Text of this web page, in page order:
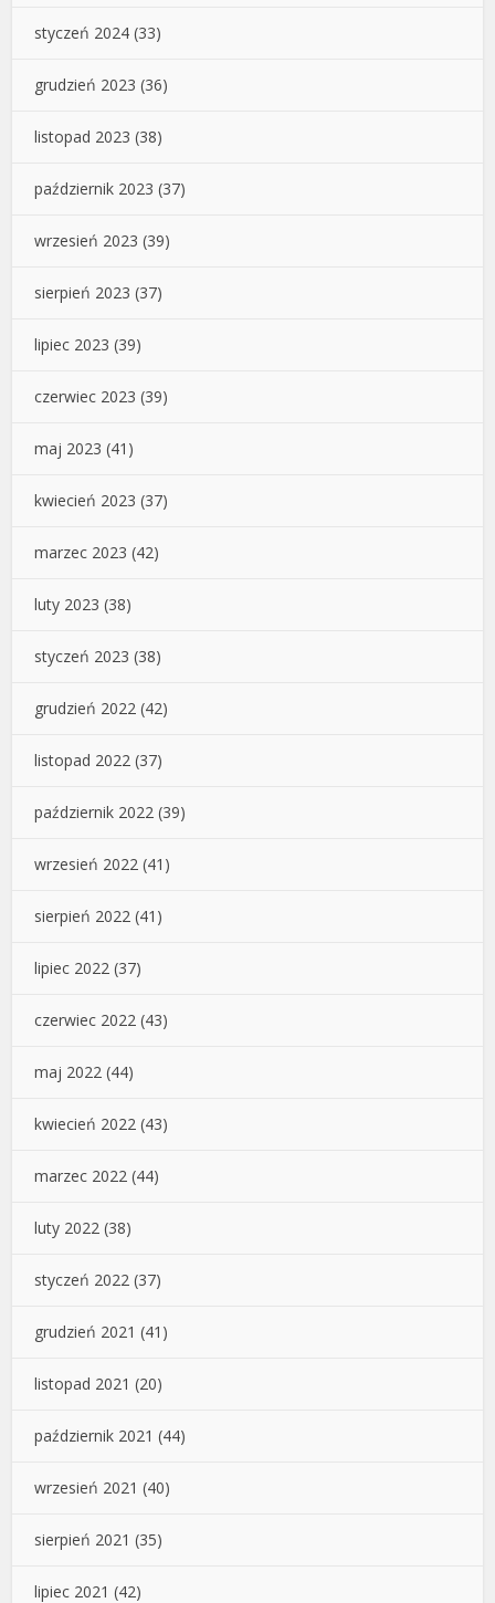
styczeń 2024 (33)
grudzień 2023 (36)
listopad 2023 (38)
październik 2023 (37)
wrzesień 2023 (39)
sierpień 2023 (37)
lipiec 2023 (39)
czerwiec 2023 (39)
maj 2023 (41)
kwiecień 2023 (37)
marzec 2023 (42)
luty 2023 (38)
styczeń 2023 (38)
grudzień 2022 (42)
listopad 2022 (37)
październik 2022 (39)
wrzesień 2022 (41)
sierpień 2022 (41)
lipiec 2022 (37)
czerwiec 2022 (43)
maj 2022 (44)
kwiecień 2022 (43)
marzec 2022 (44)
luty 2022 (38)
styczeń 2022 (37)
grudzień 2021 (41)
listopad 2021 (20)
październik 2021 (44)
wrzesień 2021 (40)
sierpień 2021 (35)
lipiec 2021 (42)